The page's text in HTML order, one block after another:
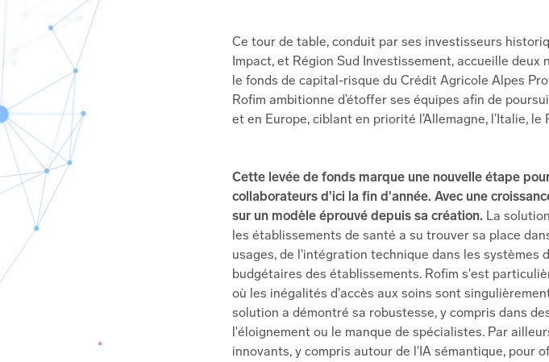
Ce tour de table, conduit par ses investisseurs
Impact, et Région Sud Investissement, accueille
le fonds de capital-risque du Crédit Agricole Alpes
Rofim ambitionne d’étoffer ses équipes afin de
et en Europe, ciblant en priorité l’Allemagne, l’Italie, le
Cette levée de fonds marque une nouvelle étape
collaborateurs d'ici la fin d'année. Avec une
sur un modèle éprouvé depuis sa création. La
les établissements de santé a su trouver sa place
usages, de l'intégration technique dans les
budgétaires des établissements. Rofim s'est
où les inégalités d'accès aux soins sont
solution a démontré sa robustesse, y compris dans
l'éloignement ou le manque de spécialistes. Par
innovants, y compris autour de l'IA sémantique, pour